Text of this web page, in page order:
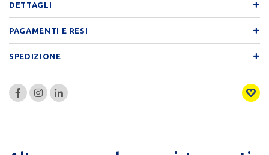
DETTAGLI
PAGAMENTI E RESI
SPEDIZIONE